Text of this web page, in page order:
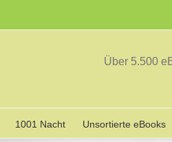
Über 5.500
1001 Nacht Unsortierte eBooks